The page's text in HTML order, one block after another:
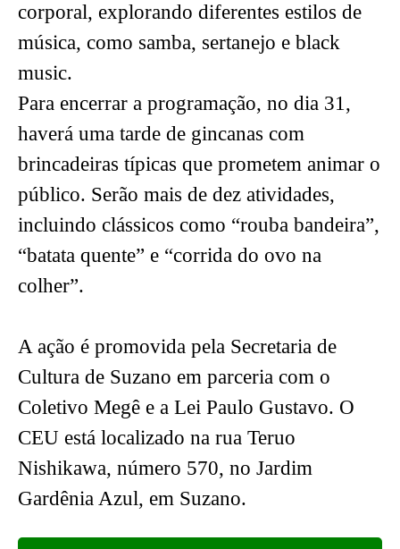
corporal, explorando diferentes estilos de
música, como samba, sertanejo e black
music.
Para encerrar a programação, no dia 31,
haverá uma tarde de gincanas com
brincadeiras típicas que prometem animar o
público. Serão mais de dez atividades,
incluindo clássicos como “rouba bandeira”,
“batata quente” e “corrida do ovo na
colher”.
A ação é promovida pela Secretaria de
Cultura de Suzano em parceria com o
Coletivo Megê e a Lei Paulo Gustavo. O
CEU está localizado na rua Teruo
Nishikawa, número 570, no Jardim
Gardênia Azul, em Suzano.